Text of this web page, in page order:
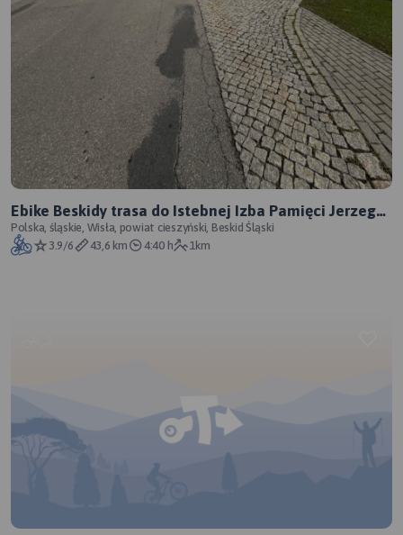
Ebike Beskidy trasa do Istebnej Izba Pamięci Jerzego
Kukuczki
Polska, śląskie, Wisła, powiat cieszyński, Beskid Śląski
3.9/6
43,6 km 4:40 h 1km